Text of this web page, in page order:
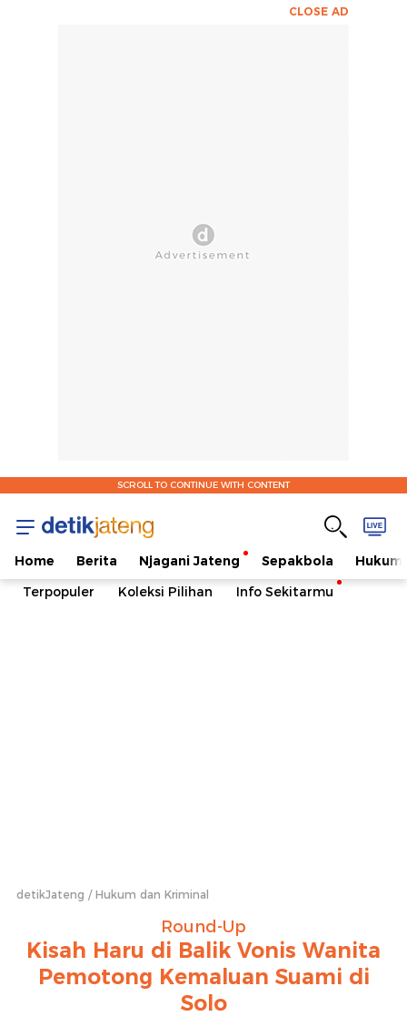
CLOSE AD
SCROLL TO CONTINUE WITH CONTENT
Home Berita Njagani Jateng Sepakbola
Hukum
Terpopuler
Koleksi Pilihan Info Sekitarmu
detikJateng Hukum dan Kriminal
Round-Up
Kisah Haru di Balik Vonis Wanita
Pemotong Kemaluan Suami di
Solo